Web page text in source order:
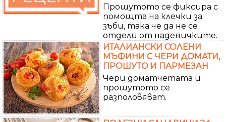
Прошутото се фиксира с
помощта на клечки за
зъби, така че да не се
отдели от наденичките.
ИТАЛИАНСКИ СОЛЕНИ
МЪФИНИ С ЧЕРИ ДОМАТИ,
ПРОШУТО И ПАРМЕЗАН
Чери доматчетата и
прошутото се
разполовяват.